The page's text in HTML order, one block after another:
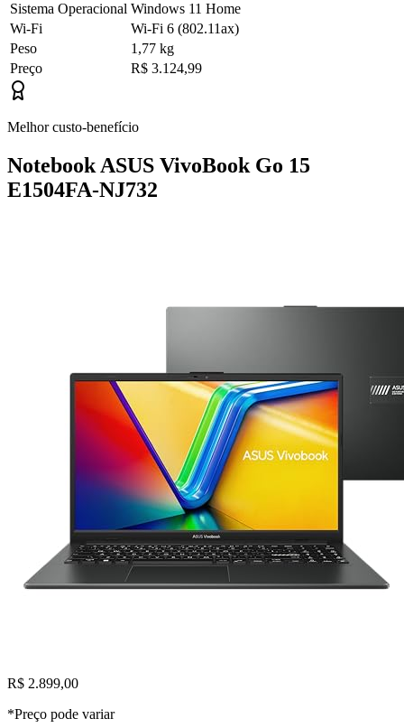
Sistema Operacional Windows 11 Home
Wi-Fi
Wi-Fi 6 (802.11ax)
Peso
1,77 kg
Preço
R$ 3.124,99
Melhor custo-benefício
Notebook ASUS VivoBook Go 15
E1504FA-NJ732
R$ 2.899,00
*Preço pode variar